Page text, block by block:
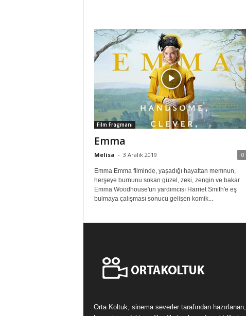
Film Fragmanı
Emma
Melisa - 3 Aralık 2019 0
Emma Emma filminde, yaşadığı hayattan memnun,
herşeye burnunu sokan güzel, zeki, zengin ve bakar
Emma Woodhouse'un yardımcısı Harriet Smith'e eş
bulmaya çalışması sonucu gelişen komik...
Orta Koltuk, sinema severler tarafından hazırlanan,